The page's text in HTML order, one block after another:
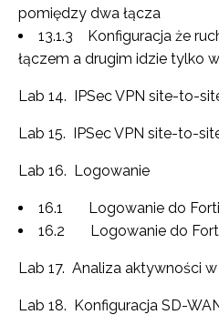
pomiędzy dwa łącza
13.1.3 Konfiguracja że
łączem a drugim idzie tylko
Lab 14. IPSec VPN site-to-
Lab 15. IPSec VPN site-to-
Lab 16. Logowanie
16.1 Logowanie do
16.2 Logowanie do
Lab 17. Analiza aktywności
Lab 18. Konfiguracja SD-